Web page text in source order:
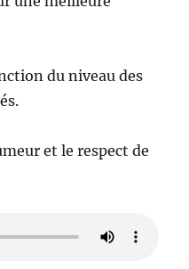
du niveau des
et le respect de